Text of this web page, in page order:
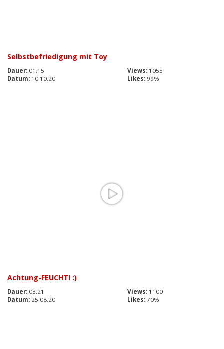
Selbstbefriedigung mit Toy
Dauer: 01:15 Views: 1055
Datum: 10.10.20 Likes: 99%
Achtung-FEUCHT! :)
Dauer: 03:21 Views: 1100
Datum: 25.08.20 Likes: 70%